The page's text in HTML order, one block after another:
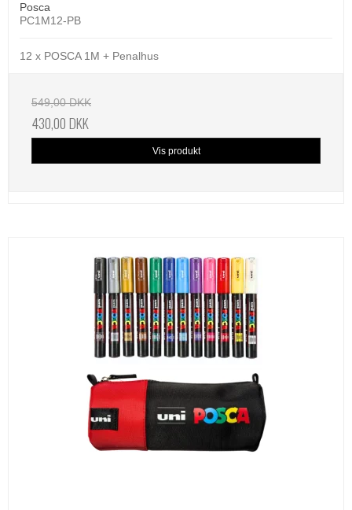
Posca
PC1M12-PB
12 x POSCA 1M + Penalhus
549,00 DKK
430,00 DKK
Vis produkt